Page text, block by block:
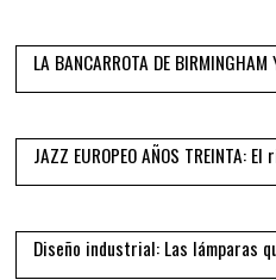
LA BANCARROTA DE
JAZZ EUROPEO AÑOS TREINTA:
Diseño industrial: Las lámparas